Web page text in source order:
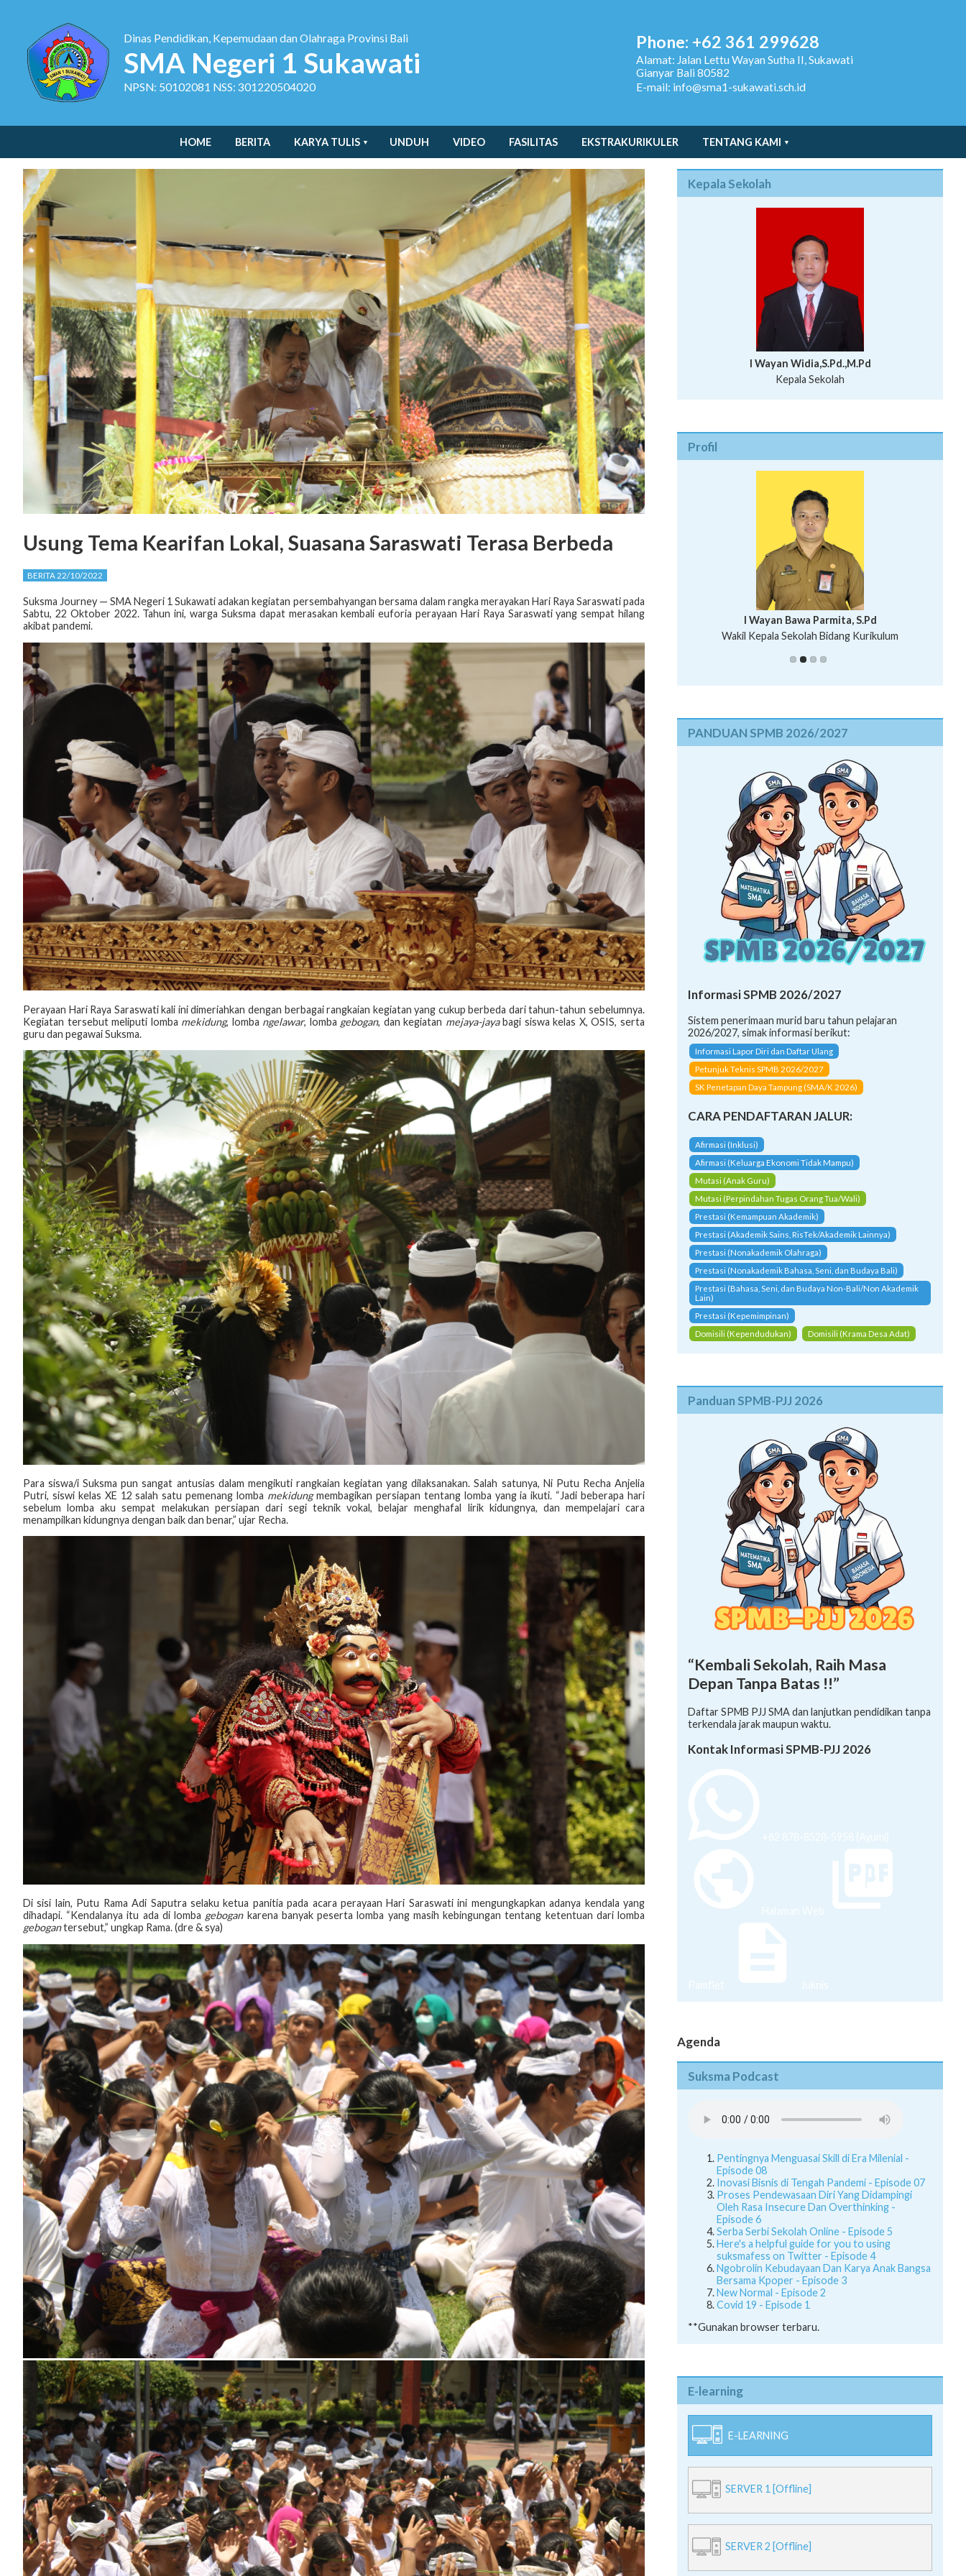
Dinas Pendidikan, Kepemudaan dan Olahraga Provinsi Bali
SMA Negeri 1 Sukawati
NPSN: 50102081 NSS: 301220504020
Phone: +62 361 299628
Alamat: Jalan Lettu Wayan Sutha II, Sukawati
Gianyar Bali 80582
E-mail: info@sma1-sukawati.sch.id
HOME BERITA KARYA TULIS UNDUH VIDEO FASILITAS EKSTRAKURIKULER TENTANG KAMI
Usung Tema Kearifan Lokal, Suasana Saraswati Terasa Berbeda
BERITA 22/10/2022
Suksma Journey — SMA Negeri 1 Sukawati adakan kegiatan persembahyangan bersama dalam rangka merayakan Hari Raya Saraswati pada
Sabtu, 22 Oktober 2022. Tahun ini, warga Suksma dapat merasakan kembali euforia perayaan Hari Raya Saraswati yang sempat hilang
akibat pandemi.
Perayaan Hari Raya Saraswati kali ini dimeriahkan dengan berbagai rangkaian kegiatan yang cukup berbeda dari tahun-tahun sebelumnya.
Kegiatan tersebut meliputi lomba mekidung, lomba ngelawar, lomba gebogan, dan kegiatan mejaya-jayabagi siswa kelas X, OSIS, serta
guru dan pegawai Suksma.
Para siswa/i Suksma pun sangat antusias dalam mengikuti rangkaian kegiatan yang dilaksanakan. Salah satunya, Ni Putu Recha Anjelia
Putri, siswi kelas XE 12 salah satu pemenang lomba mekidungmembagikan persiapan tentang lomba yang ia ikuti. “Jadi beberapa hari
sebelum lomba aku sempat melakukan persiapan dari segi teknik vokal, belajar menghafal lirik kidungnya, dan mempelajari cara
menampilkan kidungnya dengan baik dan benar,” ujar Recha.
Di sisi lain, Putu Rama Adi Saputra selaku ketua panitia pada acara perayaan Hari Saraswati ini mengungkapkan adanya kendala yang
dihadapi. “Kendalanya itu ada di lomba gebogankarena banyak peserta lomba yang masih kebingungan tentang ketentuan dari lomba
gebogantersebut,” ungkap Rama. (dre & sya)
Kepala Sekolah
I Wayan Widia,S.Pd.,M.Pd
Kepala Sekolah
Profil
Putu Suhartana, S.Pd.
I Wayan Bawa Parmita, S.Pd
I Wayan Gede Aditya Pratita, S.Pd., M.Sn
Wakil Kepala Sekolah Bidang Kesiswaan
Ni Wayan Nopi Sutantri, S.Pd.
PANDUAN SPMB 2026/2027
Informasi SPMB 2026/2027
Sistem penerimaan murid baru tahun pelajaran
2026/2027, simak informasi berikut:
Informasi Lapor Diri dan Daftar Ulang
Petunjuk Teknis SPMB 2026/2027
SK Penetapan Daya Tampung (SMA/K 2026)
CARA PENDAFTARAN JALUR:
Afirmasi (Inklusi)
Afirmasi (Keluarga Ekonomi Tidak Mampu)
Mutasi (Anak Guru)
Mutasi (Perpindahan Tugas Orang Tua/Wali)
Prestasi (Kemampuan Akademik)
Prestasi (Akademik Sains, RisTek/Akademik Lainnya)
Prestasi (Nonakademik Olahraga)
Prestasi (Nonakademik Bahasa, Seni, dan Budaya Bali)
Prestasi (Bahasa, Seni, dan Budaya Non-Bali/Non Akademik
Lain)
Prestasi (Kepemimpinan)
Domisili (Kependudukan)
Domisili (Krama Desa Adat)
Panduan SPMB-PJJ 2026
“Kembali Sekolah, Raih Masa
Depan Tanpa Batas !!”
Daftar SPMB PJJ SMA dan lanjutkan pendidikan tanpa
terkendala jarak maupun waktu.
Kontak Informasi SPMB-PJJ 2026
+62 878-8528-5958 (Ayumi)
Halaman Web
Pamflet Juknis
Agenda
Suksma Podcast
Pentingnya Menguasai Skill di Era Milenial -
Episode 08
Inovasi Bisnis di Tengah Pandemi - Episode 07
Proses Pendewasaan Diri Yang Didampingi
Oleh Rasa Insecure Dan Overthinking -
Episode 6
Serba Serbi Sekolah Online - Episode 5
Here's a helpful guide for you to using
suksmafess on Twitter - Episode 4
Ngobrolin Kebudayaan Dan Karya Anak Bangsa
Bersama Kpoper - Episode 3
New Normal - Episode 2
Covid 19 - Episode 1
**Gunakan browser terbaru.
E-learning
E-LEARNING
SERVER 1 [Offline]
SERVER 2 [Offline]